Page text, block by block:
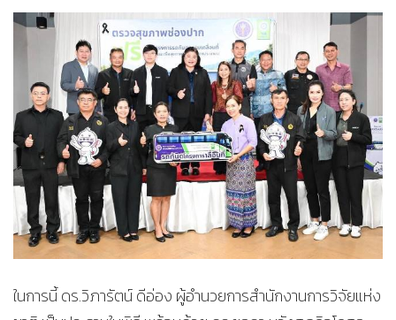
ในการนี้ ดร.วิภารัตน์ ดีอ่อง ผู้อำนวยการสำนักงานการวิจัยแห่ง